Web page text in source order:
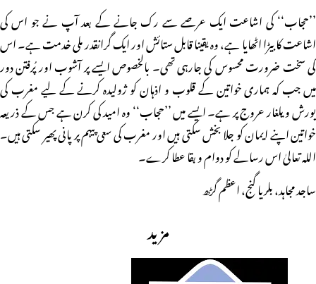
’’حجاب‘‘ کی اشاعت ایک عرصے سے رک جانے کے بعد آپ نے جو اس کی
اشاعت کا بیڑا اٹھایا ہے، وہ یقینا قابل ستائش اور ایک گرانقدر ملی خدمت ہے۔ اس
کی سخت ضرورت محسوس کی جارہی تھی۔ بالخصوص ایسے پر آشوب اور پُرفتن دور
میں جب کہ ہماری خواتین کے قلوب و اذہان کو ژولیدہ کرنے کے لیے مغرب کی
یورش و یلغار عروج پر ہے۔ ایسے میں ’’حجاب‘‘ وہ امید کی کرن ہے جس کے ذریعہ
خواتین اپنے ایمان کو جلا بخش سکتی ہیں اور مغرب کی سعی پیہم پر پانی پھیر سکتی ہیں۔
اللہ تعالیٰ اس رسالے کو دوام و بقا عطا کرے۔
ساجد مجاہد، بلریا گنج، اعظم گڑھ
مزید